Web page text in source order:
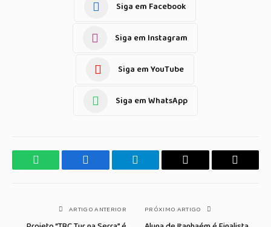
Siga em Facebook
Siga em Instagram
Siga em YouTube
Siga em WhatsApp
WhatsApp Facebook Telegrama Copiar
E-
ARTIGO ANTERIOR PRÓXIMO ARTIGO